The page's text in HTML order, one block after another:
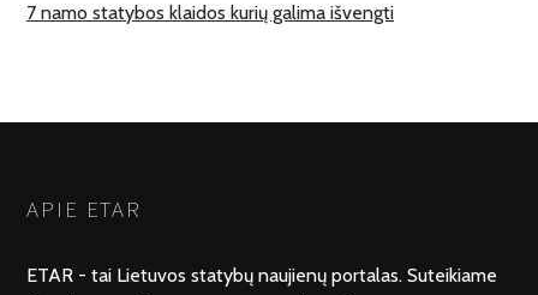
7 namo statybos klaidos kurių galima išvengti
APIE ETAR
ETAR - tai Lietuvos statybų naujienų portalas. Suteikiame